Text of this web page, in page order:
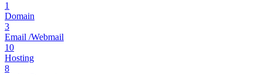
1
Domain
3
Email /Webmail
10
Hosting
8